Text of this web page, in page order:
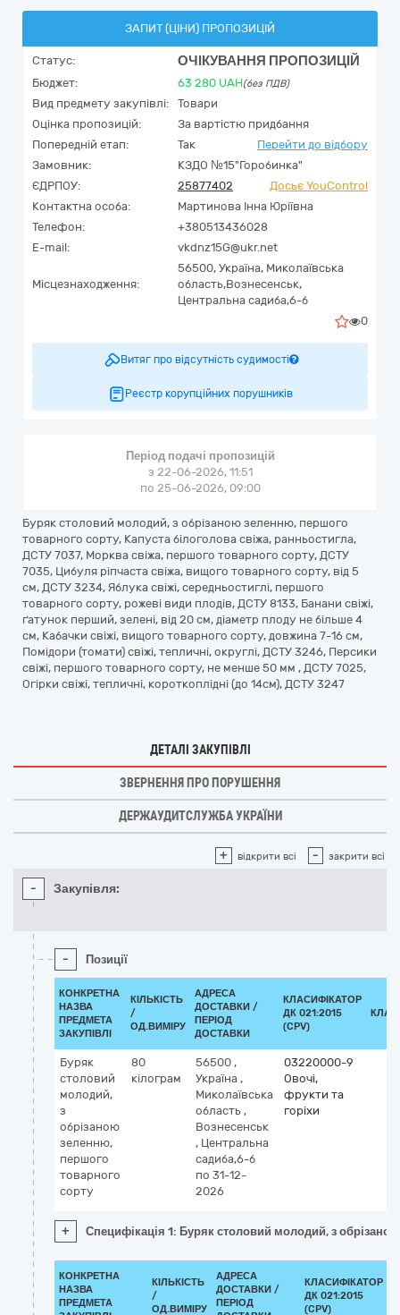
ЗАПИТ (ЦІНИ) ПРОПОЗИЦІЙ
Статус: ОЧІКУВАННЯ ПРОПОЗИЦІЙ
Бюджет: 63 280 UAH(без ПДВ)
Вид предмету закупівлі:
Товари
Оцінка пропозицій:
За вартістю придбання
Попередній етап:
Так
Перейти до відбору
Замовник:
КЗДО №15"Горобинка"
ЄДРПОУ:
25877402
Досьє YouControl
Контактна особа:
Мартинова Інна Юріївна
Телефон:
+380513436028
E-mail:
vkdnz15G@ukr.net
Місцезнаходження:
56500, Україна, Миколаївська
область,Вознесенськ,
Центральна садиба,6-б
0
Витяг про відсутність судимості
Реєстр корупційних порушників
Період подачі пропозицій
з 22-06-2026, 11:51
по 25-06-2026, 09:00
Буряк столовий молодий, з обрізаною зеленню, першого
товарного сорту, Капуста білоголова свіжа, ранньостигла,
ДСТУ 7037, Морква свіжа, першого товарного сорту, ДСТУ
7035, Цибуля ріпчаста свіжа, вищого товарного сорту, від 5
см, ДСТУ 3234, Яблука свіжі, середньостиглі, першого
товарного сорту, рожеві види плодів, ДСТУ 8133, Банани свіжі,
ґатунок перший, зелені, від 20 см, діаметр плоду не більше 4
см, Кабачки свіжі, вищого товарного сорту, довжина 7-16 см,
Помідори (томати) свіжі, тепличні, округлі, ДСТУ 3246, Персики
свіжі, першого товарного сорту, не менше 50 мм , ДСТУ 7025,
Огірки свіжі, тепличні, короткоплідні (до 14см), ДСТУ 3247
ДЕТАЛІ ЗАКУПІВЛІ
ЗВЕРНЕННЯ ПРО ПОРУШЕННЯ
ДЕРЖАУДИТСЛУЖБА УКРАЇНИ
+ відкрити всі - закрити всі
- Закупівля:
- Позиції
КОНКРЕТНА
НАЗВА
ПРЕДМЕТА
ЗАКУПІВЛІ
КІЛЬКІСТЬ
/
ОД.ВИМІРУ
АДРЕСА
ДОСТАВКИ /
ПЕРІОД
ДОСТАВКИ
КЛАСИФІКАТОР
ДК 021:2015
(CPV)
Буряк
столовий
молодий,
з
обрізаною
зеленню,
першого
товарного
сорту
80
кілограм
56500 ,
Україна ,
Миколаївська
область ,
Вознесенськ
, Центральна
садиба,6-б
по 31-12-
2026
03220000-9
Овочі,
фрукти та
горіхи
+ Специфікація 1: Буряк столовий молодий, з
КОНКРЕТНА
НАЗВА
ПРЕДМЕТА
КІЛЬКІСТЬ
/
ОД.ВИМІРУ
АДРЕСА
ДОСТАВКИ /
ПЕРІОД
КЛАСИФІКАТОР
ДК 021:2015
(CPV)